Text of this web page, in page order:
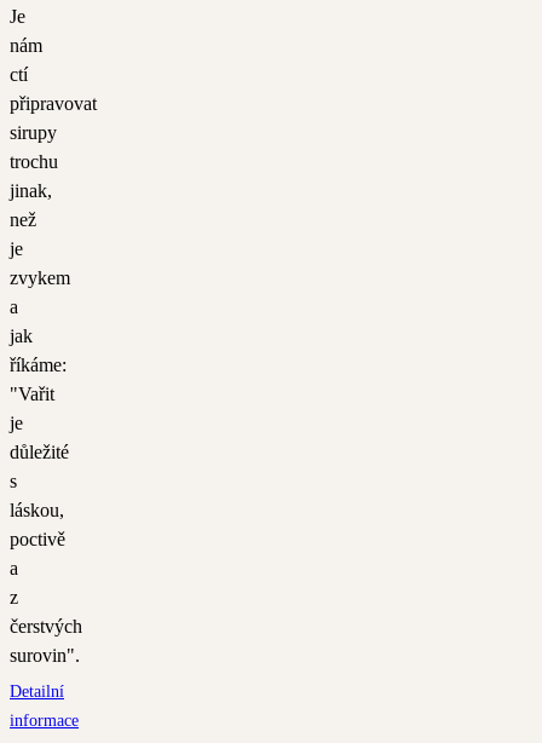
Je
nám
ctí
připravovat
sirupy
trochu
jinak,
než
je
zvykem
a
jak
říkáme:
"Vařit
je
důležité
s
láskou,
poctivě
a
z
čerstvých
surovin".
Detailní
informace